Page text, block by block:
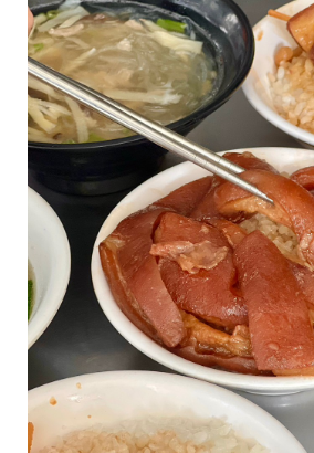
了
胃，
整
天
都
愉
有
精
神
的
作。